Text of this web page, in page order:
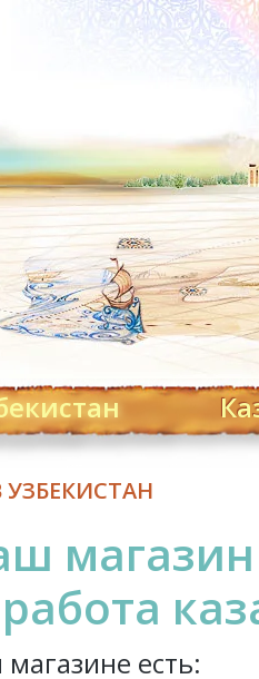
УЗБЕКИСТАН
магазин
работа
есть: